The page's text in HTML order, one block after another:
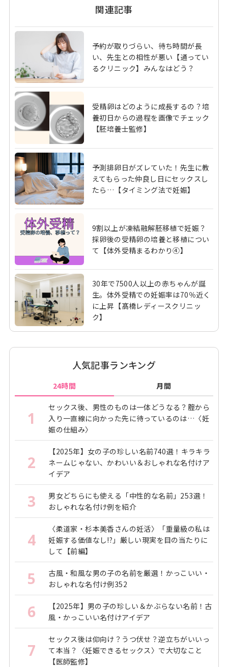
関連記事
予約が取りづらい、待ち時間が長
い、先生との相性が悪い【通ってい
るクリニック】みんなはどう？
受精卵はどのように成長するの？培
養初日からの過程を画像でチェック
【胚培養士監修】
予測排卵日がズレていた！先生に教
えてもらった仲良し日にセックスし
たら…【タイミング法で妊娠】
9割以上が凍結融解胚移植で妊娠？
採卵後の受精卵の培養と移植につい
て【体外受精まるわかり④】
30年で7500人以上の赤ちゃんが誕
生。体外受精での妊娠率は70％近く
に上昇【髙橋レディースクリニッ
ク】
人気記事ランキング
24時間 月間
1
セックス後、男性のものは一体どうなる？腟から
入り一直線に向かった先に待っているのは…〈妊
娠の仕組み〉
2
【2025年】女の子の珍しい名前740選！キラキラ
ネームじゃない、かわいい＆おしゃれな名付けア
イデア
3
男女どちらにも使える「中性的な名前」253選！
おしゃれな名付け例を紹介
4
〈柔道家・杉本美香さんの妊活〉「重量級の私は
妊娠する価値なし!?」厳しい現実を目の当たりに
して【前編】
5
古風・和風な男の子の名前を厳選！かっこいい・
おしゃれな名付け例352
6
【2025年】男の子の珍しい＆かぶらない名前！古
風・かっこいい名付けアイデア
7
セックス後は仰向け？うつ伏せ？逆立ちがいいっ
て本当？〈妊娠できるセックス〉で大切なこと
【医師監修】